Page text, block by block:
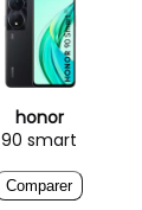
honor
90 smart
Comparer